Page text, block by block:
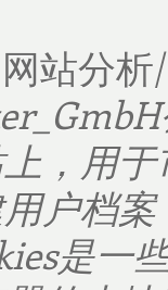
网站分
_ GmbH
，用
户档
是一